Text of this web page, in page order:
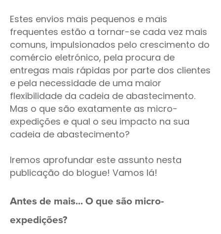
Estes envios mais pequenos e mais
frequentes estão a tornar-se cada vez mais
comuns, impulsionados pelo crescimento do
comércio eletrónico, pela procura de
entregas mais rápidas por parte dos clientes
e pela necessidade de uma maior
flexibilidade da cadeia de abastecimento.
Mas o que são exatamente as micro-
expedições e qual o seu impacto na sua
cadeia de abastecimento?
Iremos aprofundar este assunto nesta
publicação do blogue! Vamos lá!
Antes de mais... O que são micro-
expedições?